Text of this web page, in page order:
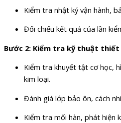
Kiểm tra nhật ký vận hành,
Đối chiếu kết quả của lần
Bước 2: Kiểm tra kỹ thuật thiết
Kiểm tra khuyết tật cơ học,
kim loại.
Đánh giá lớp bảo ôn, cách
Kiểm tra mối hàn, phát hiện